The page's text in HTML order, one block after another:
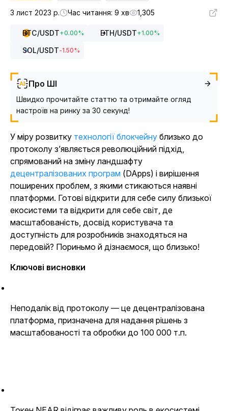
3 лист 2023 р.
Час читання: 9 хв 1,305
BTC/USDT+0.00% ETH/USDT+1.00%
SOL/USDT-1.50%
Про ШІ
Швидко прочитайте статтю та отримайте огляд
настроїв на ринку за 30 секунд!
У міру розвитку технології блокчейну близько до
протоколу з’являється революційний підхід,
спрямований на зміну ландшафту
децентралізованих програм (DApps) і вирішення
поширених проблем, з якими стикаються наявні
платформи. Готові відкрити для себе силу близької
екосистеми та відкрити для себе світ, де
масштабованість, досвід користувача та
доступність для розробників знаходяться на
передовій? Пориньмо й дізнаємося, що близько!
Ключові висновки
Неподалік від протоколу — це децентралізована
платформа, призначена для надання рішень з
масштабованості та обробки до 100 000 т.п.